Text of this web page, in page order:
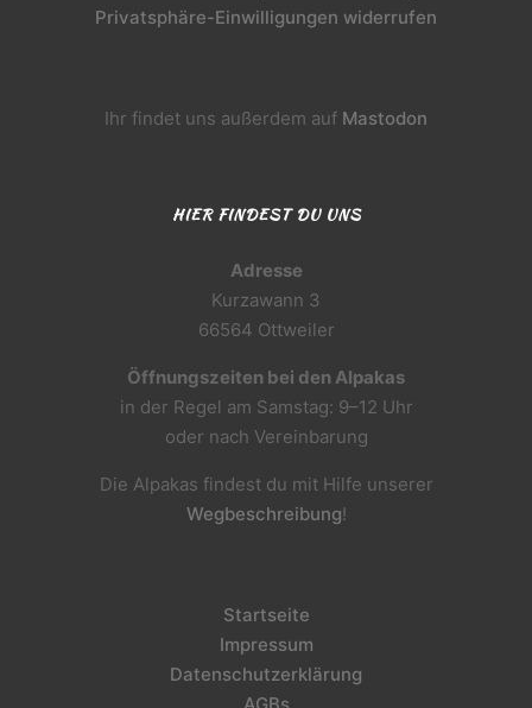
Privatsphäre-Einwilligungen widerrufen
Ihr findet uns außerdem auf Mastodon
HIER FINDEST DU UNS
Adresse
Kurzawann 3
66564 Ottweiler
Öffnungszeiten bei den Alpakas
in der Regel am Samstag: 9–12 Uhr
oder nach Vereinbarung
Die Alpakas findest du mit Hilfe unserer
Wegbeschreibung!
Startseite
Impressum
Datenschutzerklärung